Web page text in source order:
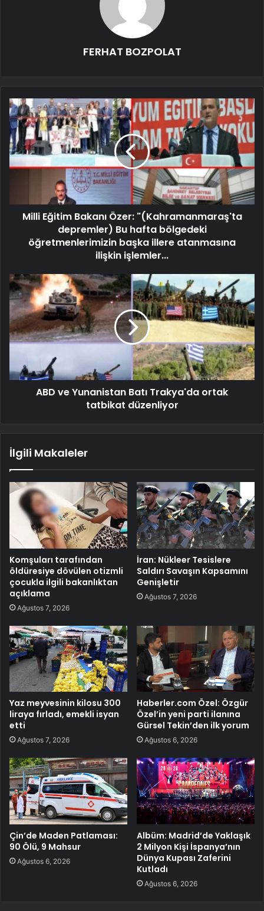
FERHAT BOZPOLAT
Milli Eğitim Bakanı Özer: "(Kahramanmaraş'ta
depremler) Bu hafta bölgedeki
öğretmenlerimizin başka illere atanmasına
ilişkin işlemler...
ABD ve Yunanistan Batı Trakya'da ortak
tatbikat düzenliyor
İlgili Makaleler
Komşuları tarafından
öldüresiye dövülen otizmli
çocukla ilgili bakanlıktan
açıklama
Ağustos 7, 2026
İran: Nükleer Tesislere
Saldırı Savaşın Kapsamını
Genişletir
Ağustos 7, 2026
Yaz meyvesinin kilosu 300
liraya fırladı, emekli isyan
etti
Ağustos 7, 2026
Haberler.com Özel: Özgür
Özel’in yeni parti ilanına
Gürsel Tekin’den ilk yorum
Ağustos 6, 2026
Çin’de Maden Patlaması:
90 Ölü, 9 Mahsur
Ağustos 6, 2026
Albüm: Madrid’de Yaklaşık
2 Milyon Kişi İspanya’nın
Dünya Kupası Zaferini
Kutladı
Ağustos 6, 2026